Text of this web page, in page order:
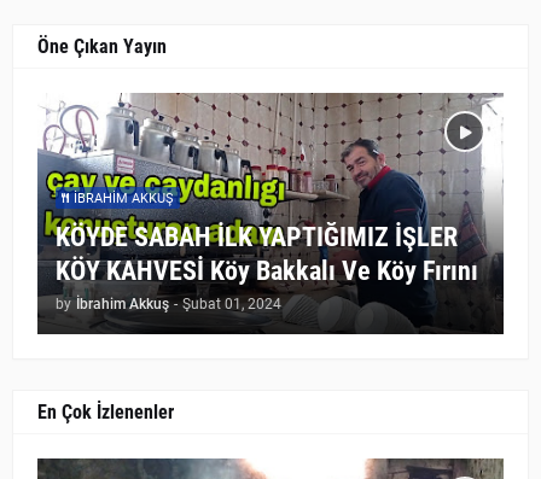
Öne Çıkan Yayın
İBRAHIM AKKUŞ
KÖYDE SABAH İLK YAPTIĞIMIZ İŞLER
KÖY KAHVESİ Köy Bakkalı Ve Köy Fırını
by İbrahim Akkuş - Şubat 01, 2024
En Çok İzlenenler